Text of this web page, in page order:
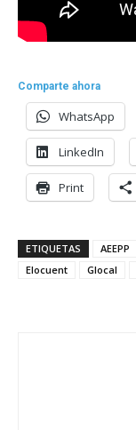
Comparte ahora
WhatsApp
LinkedIn
Print
ETIQUETAS AEEPP
Elocuent
Glocal